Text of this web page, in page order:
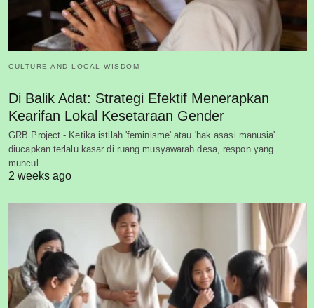
CULTURE AND LOCAL WISDOM
Di Balik Adat: Strategi Efektif Menerapkan
Kearifan Lokal Kesetaraan Gender
GRB Project - Ketika istilah 'feminisme' atau 'hak asasi manusia'
diucapkan terlalu kasar di ruang musyawarah desa, respon yang
muncul…
2 weeks ago